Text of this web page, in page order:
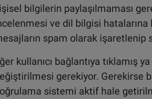
bilgilerin paylaşılmaması
ve dil bilgisi hatalarına
spam olarak işaretlenip
kullanıcı bağlantıya tıklamış
gerekiyor. Gerekirse
sistemi aktif hale